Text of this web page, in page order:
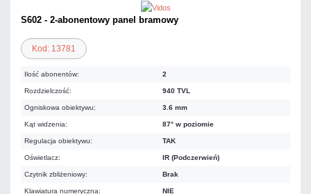
S602 - 2-abonentowy panel bramowy
Kod: 13781
Ilość abonentów: 2
Rozdzielczość: 940 TVL
Ogniskowa obiektywu: 3.6 mm
Kąt widzenia: 87° w poziomie
Regulacja obiektywu: TAK
Oświetlacz: IR (Podczerwień)
Czytnik zbliżeniowy: Brak
Klawiatura numeryczna: NIE